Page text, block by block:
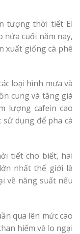
tượng thời tiết El
nửa cuối năm nay,
xuất giống cà phê
loại hình mưa và
cung và tăng giá
lượng cafein cao
sử dụng để pha cà
tiết cho biết, hai
nhất thế giới là
về năng suất nếu
qua lên mức cao
hiếm và lo ngại